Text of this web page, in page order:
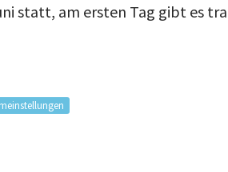
statt, am ersten Tag gibt es